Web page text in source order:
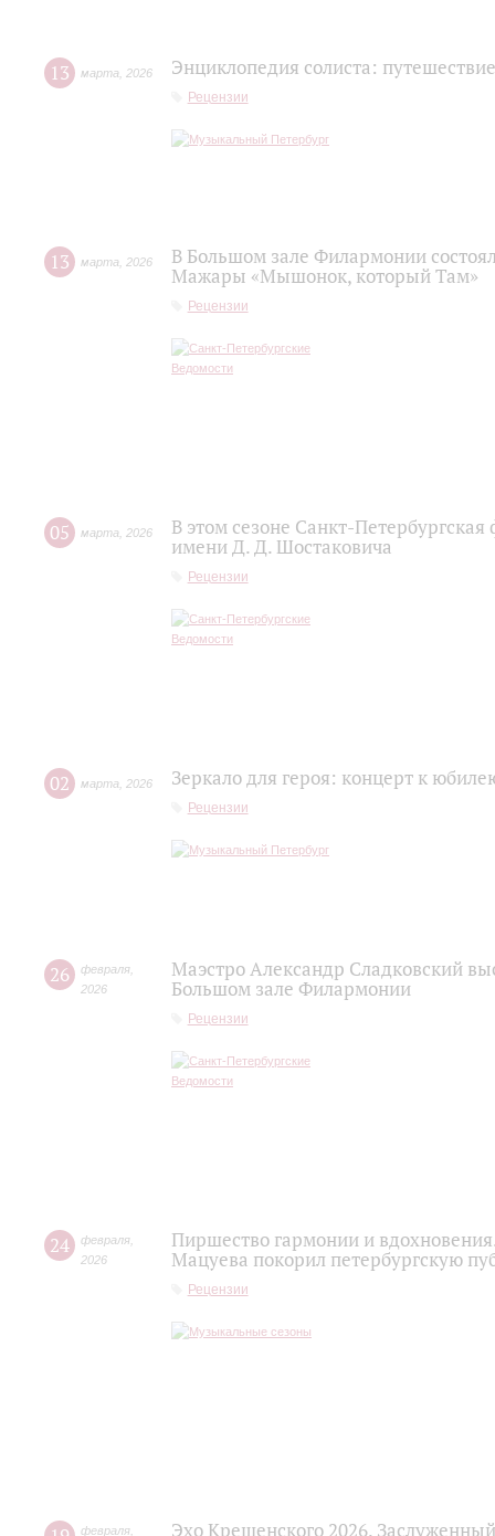
13 марта 2026 Энциклопедия солиста:
Рецензии
13 марта 2026
В Большом зале Филармонии
Мажары «Мышонок, который Там»
Рецензии
05 марта 2026
В этом сезоне Санкт-
имени Д. Д. Шостаковича
Рецензии
02 марта 2026 Зеркало для героя: концерт к
Рецензии
26 февраля
2026
Маэстро Александр Сладковский
Большом зале Филармонии
Рецензии
24 февраля
2026
Пиршество гармонии и
Мацуева покорил петербургскую
Рецензии
февраля
Эхо Крещенского 2026.